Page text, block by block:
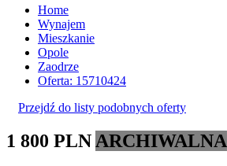
Home
Wynajem
Mieszkanie
Opole
Zaodrze
Oferta: 15710424
Przejdź do listy podobnych oferty
1 800 PLN ARCHIWALNA